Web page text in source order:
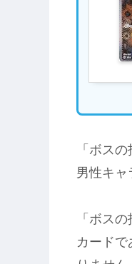
「ボス
男性キャ
「ボス
カード